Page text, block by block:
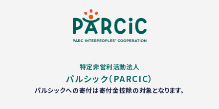
特定非営利活動法人
パルシック（PARCIC）
パルシックへの寄付は寄付金控除の対象となります。